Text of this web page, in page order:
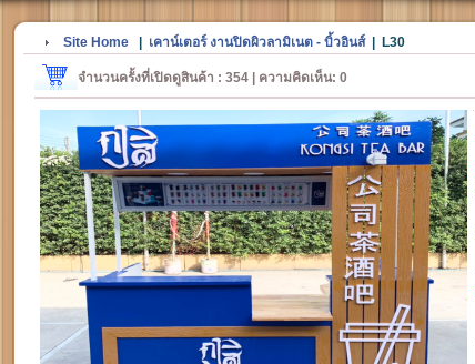
Site Home| เคาน์เตอร์ งานปิดผิวลามิเนต - บิ้วอินส์| L30
จำนวนครั้งที่เปิดดูสินค้า : 354 | ความคิดเห็น: 0